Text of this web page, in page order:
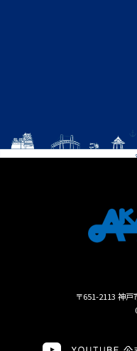
〒651-2113 神